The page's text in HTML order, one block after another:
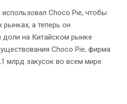
Choco Pie, чтобы
рынках, а теперь он
доли на Китайском рынке
Choco Pie, фирма
млрд закусок во всем мире.